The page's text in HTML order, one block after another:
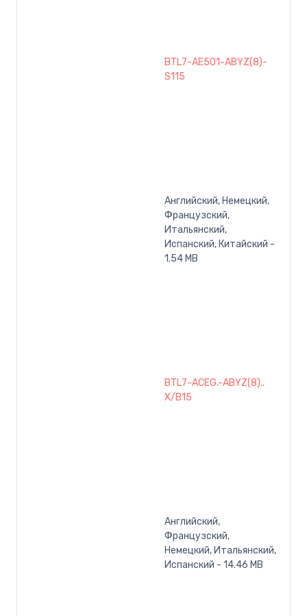
BTL7-AE501-ABYZ(8)-
S115
Английский, Немецкий,
Французский,
Итальянский,
Испанский, Китайский -
1.54 MB
BTL7-ACEG.-ABYZ(8)..
X/B15
Английский,
Французский,
Немецкий, Итальянский,
Испанский - 14.46 MB